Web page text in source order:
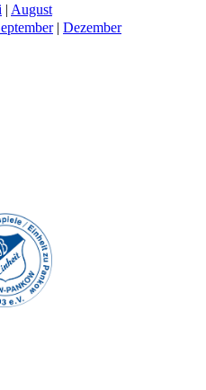
| August
| Dezember